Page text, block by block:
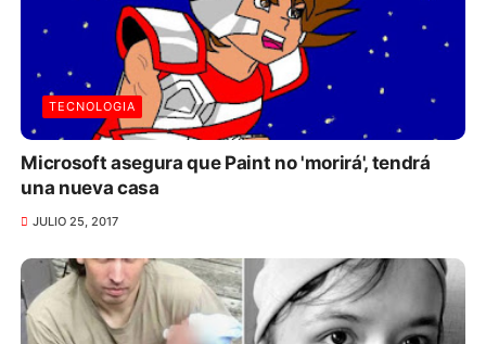
TECNOLOGIA
Microsoft asegura que Paint no 'morirá', tendrá
una nueva casa
JULIO 25, 2017